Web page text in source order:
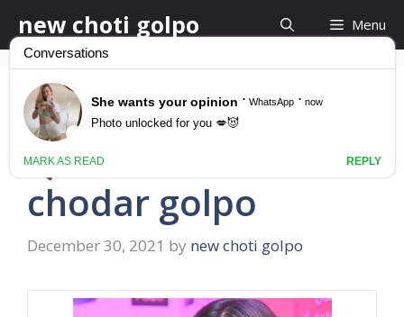
to
content
new choti golpo Menu
নিজের ছেলের বউকে চুদলো
শ্বশুর sosur bouma
chodar golpo
December 30, 2021 by new choti golpo